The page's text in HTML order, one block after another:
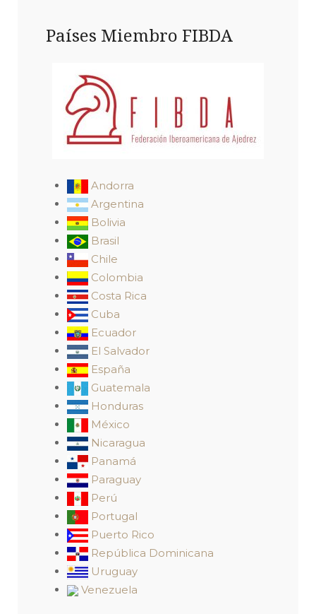
Países Miembro FIBDA
Andorra
Argentina
Bolivia
Brasil
Chile
Colombia
Costa Rica
Cuba
Ecuador
El Salvador
España
Guatemala
Honduras
México
Nicaragua
Panamá
Paraguay
Perú
Portugal
Puerto Rico
República Dominicana
Uruguay
Venezuela